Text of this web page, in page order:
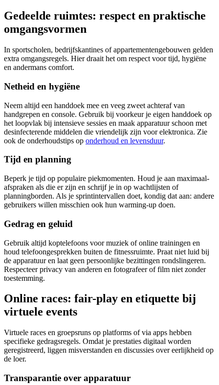
Gedeelde ruimtes: respect en praktische
omgangsvormen
In sportscholen, bedrijfskantines of appartementengebouwen gelden
extra omgangsregels. Hier draait het om respect voor tijd, hygiëne
en andermans comfort.
Netheid en hygiëne
Neem altijd een handdoek mee en veeg zweet achteraf van
handgrepen en console. Gebruik bij voorkeur je eigen handdoek op
het loopvlak bij intensieve sessies en maak apparatuur schoon met
desinfecterende middelen die vriendelijk zijn voor elektronica. Zie
ook de onderhoudstips op onderhoud en levensduur.
Tijd en planning
Beperk je tijd op populaire piekmomenten. Houd je aan maximaal-
afspraken als die er zijn en schrijf je in op wachtlijsten of
planningborden. Als je sprintintervallen doet, kondig dat aan: andere
gebruikers willen misschien ook hun warming-up doen.
Gedrag en geluid
Gebruik altijd koptelefoons voor muziek of online trainingen en
houd telefoongesprekken buiten de fitnessruimte. Praat niet luid bij
de apparatuur en laat geen persoonlijke bezittingen rondslingeren.
Respecteer privacy van anderen en fotografeer of film niet zonder
toestemming.
Online races: fair-play en etiquette bij
virtuele events
Virtuele races en groepsruns op platforms of via apps hebben
specifieke gedragsregels. Omdat je prestaties digitaal worden
geregistreerd, liggen misverstanden en discussies over eerlijkheid op
de loer.
Transparantie over apparatuur